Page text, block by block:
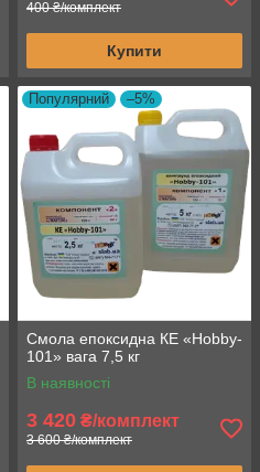
400 ₴/комплект
Купити
Популярний –5%
Смола епоксидна КЕ «Hobby-
101» вага 7,5 кг
В наявності
3 420 ₴/комплект
3 600 ₴/комплект